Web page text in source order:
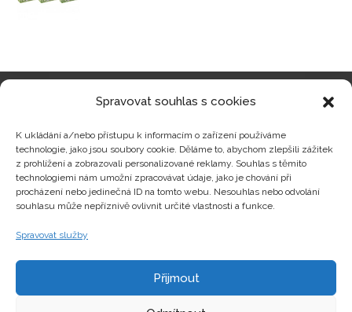
Spravovat souhlas s cookies
K ukládání a/nebo přístupu k informacím o zařízení používáme
technologie, jako jsou soubory cookie. Děláme to, abychom zlepšili zážitek
z prohlížení a zobrazovali personalizované reklamy. Souhlas s těmito
technologiemi nám umožní zpracovávat údaje, jako je chování při
procházení nebo jedinečná ID na tomto webu. Nesouhlas nebo odvolání
souhlasu může nepříznivě ovlivnit určité vlastnosti a funkce.
Spravovat služby
Přijmout
Zajímavosti
Kontakty